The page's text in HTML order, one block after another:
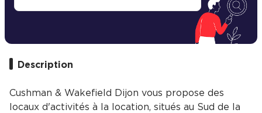
Description
Cushman & Wakefield Dijon vous propose des
locaux d'activités à la location, situés au Sud de la